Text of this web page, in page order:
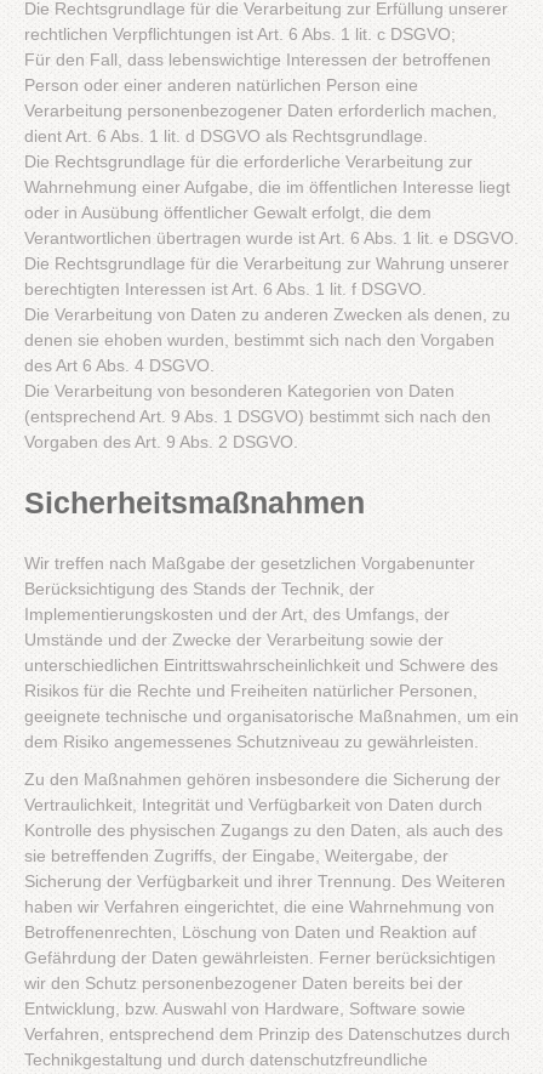
Die Rechtsgrundlage für die Verarbeitung zur Erfüllung unserer
rechtlichen Verpflichtungen ist Art. 6 Abs. 1 lit. c DSGVO;
Für den Fall, dass lebenswichtige Interessen der betroffenen
Person oder einer anderen natürlichen Person eine
Verarbeitung personenbezogener Daten erforderlich machen,
dient Art. 6 Abs. 1 lit. d DSGVO als Rechtsgrundlage.
Die Rechtsgrundlage für die erforderliche Verarbeitung zur
Wahrnehmung einer Aufgabe, die im öffentlichen Interesse liegt
oder in Ausübung öffentlicher Gewalt erfolgt, die dem
Verantwortlichen übertragen wurde ist Art. 6 Abs. 1 lit. e DSGVO.
Die Rechtsgrundlage für die Verarbeitung zur Wahrung unserer
berechtigten Interessen ist Art. 6 Abs. 1 lit. f DSGVO.
Die Verarbeitung von Daten zu anderen Zwecken als denen, zu
denen sie ehoben wurden, bestimmt sich nach den Vorgaben
des Art 6 Abs. 4 DSGVO.
Die Verarbeitung von besonderen Kategorien von Daten
(entsprechend Art. 9 Abs. 1 DSGVO) bestimmt sich nach den
Vorgaben des Art. 9 Abs. 2 DSGVO.
Sicherheitsmaßnahmen
Wir treffen nach Maßgabe der gesetzlichen Vorgabenunter
Berücksichtigung des Stands der Technik, der
Implementierungskosten und der Art, des Umfangs, der
Umstände und der Zwecke der Verarbeitung sowie der
unterschiedlichen Eintrittswahrscheinlichkeit und Schwere des
Risikos für die Rechte und Freiheiten natürlicher Personen,
geeignete technische und organisatorische Maßnahmen, um ein
dem Risiko angemessenes Schutzniveau zu gewährleisten.
Zu den Maßnahmen gehören insbesondere die Sicherung der
Vertraulichkeit, Integrität und Verfügbarkeit von Daten durch
Kontrolle des physischen Zugangs zu den Daten, als auch des
sie betreffenden Zugriffs, der Eingabe, Weitergabe, der
Sicherung der Verfügbarkeit und ihrer Trennung. Des Weiteren
haben wir Verfahren eingerichtet, die eine Wahrnehmung von
Betroffenenrechten, Löschung von Daten und Reaktion auf
Gefährdung der Daten gewährleisten. Ferner berücksichtigen
wir den Schutz personenbezogener Daten bereits bei der
Entwicklung, bzw. Auswahl von Hardware, Software sowie
Verfahren, entsprechend dem Prinzip des Datenschutzes durch
Technikgestaltung und durch datenschutzfreundliche